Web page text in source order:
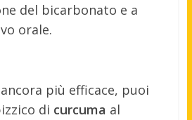
del bicarbonato e a
orale.
più efficace, puoi
di curcuma al